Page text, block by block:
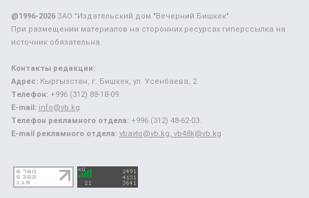
@1996-2026ЗАО "Издательский дом "Вечерний Бишкек"
При размещении материалов на сторонних ресурсах гиперссылка на
источник обязательна.
Контакты редакции:
Адрес: Кыргызстан, г. Бишкек, ул. Усенбаева, 2.
Телефон: +996 (312) 88-18-09.
E-mail: info@vb.kg
Телефон рекламного отдела: +996 (312) 48-62-03.
E-mail рекламного отдела: vbavto@vb.kg, vb48k@vb.kg